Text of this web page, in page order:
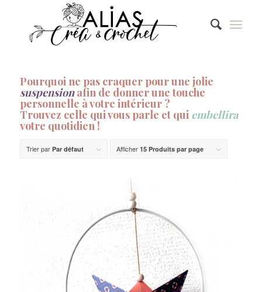
Pourquoi ne pas craquer pour une jolie
suspensionafin de donner une touche
personnelle à votre intérieur ?
Trouvez celle qui vous parle et qui embellira
votre quotidien !
Trier par Par défaut Afficher 15 Produits par page